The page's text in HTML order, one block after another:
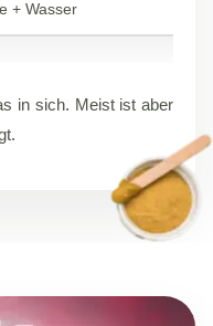
+ Wasser
in sich. Meist ist aber